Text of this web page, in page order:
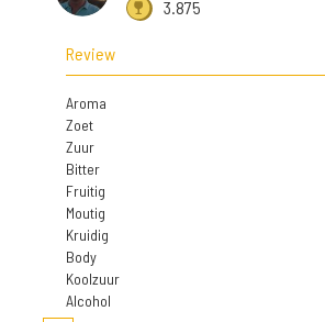
3.875
Review
Aroma
Zoet
Zuur
Bitter
Fruitig
Moutig
Kruidig
Body
Koolzuur
Alcohol